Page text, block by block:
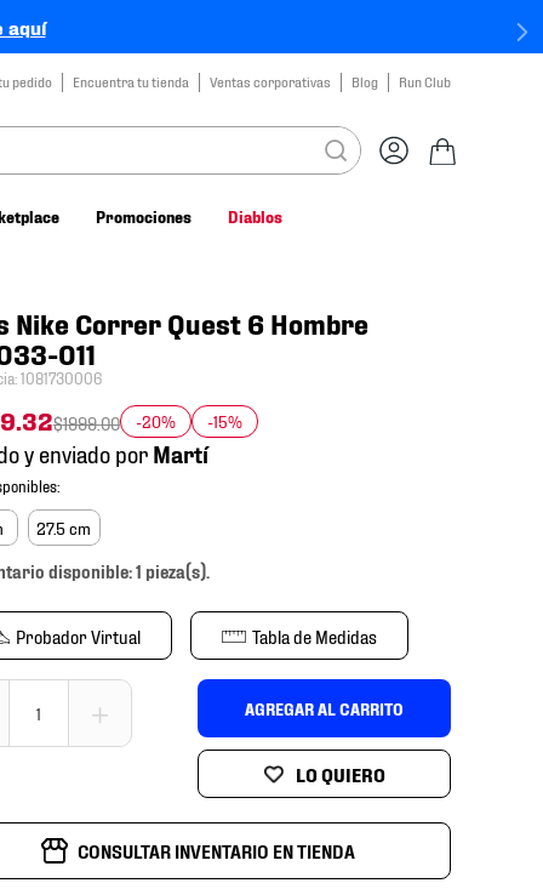
aquí
pedido Encuentra tu tienda Ventas corporativas Blog Run Club
Promociones Diablos
Nike Correr Quest 6 Hombre
011
:1081730006
.32$1999.00 -20% -15%
y enviado por
27.5 cm
disponible: 1 pieza(s).
Probador Virtual Tabla de Medidas
＋ AGREGAR AL CARRITO
CONSULTAR INVENTARIO EN TIENDA